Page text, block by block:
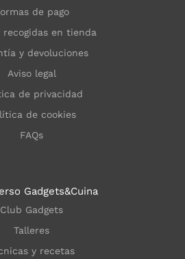
de pago
recogidas en tienda
y devoluciones
Aviso legal
de privacidad
de cookies
FAQs
Gadgets&Cuina
Club Gadgets
Talleres
y recetas